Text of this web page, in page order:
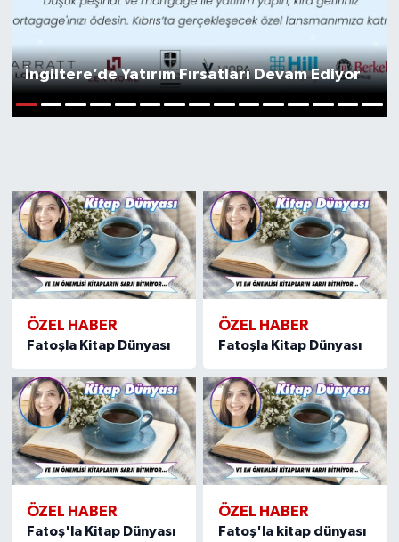
İngiltere’de Yatırım Fırsatları Devam Ediyor
ÖZEL HABER
Fatoşla Kitap Dünyası
ÖZEL HABER
Fatoşla Kitap Dünyası
ÖZEL HABER
Fatoş'la Kitap Dünyası
ÖZEL HABER
Fatoş'la kitap dünyası